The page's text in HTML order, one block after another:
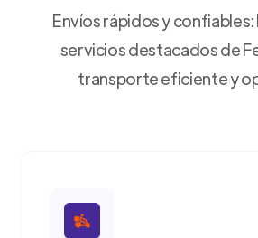
Envíos rápidos y
servicios destacados de
transporte eficiente y